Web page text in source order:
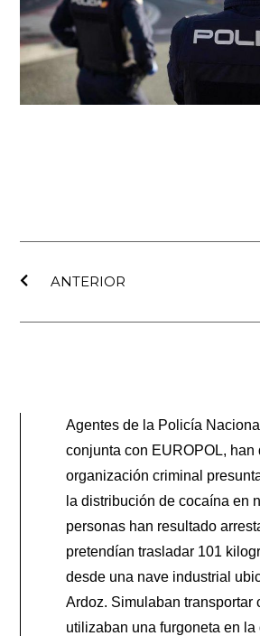
ANTERIOR
Agentes de la Policía
conjunta con EUROPOL, han
organización criminal
la distribución de cocaína en
personas han resultado
pretendían trasladar 101
desde una nave industrial
Ardoz. Simulaban transportar
utilizaban una furgoneta en